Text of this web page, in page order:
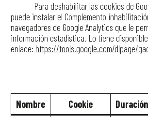
Para deshabilitar las cookies de
puede instalar el Complemento
navegadores de Google Analytics que le
información estadística. Lo tiene
enlace: https://tools.google.com/dlpage/
Nombre Cookie Duración